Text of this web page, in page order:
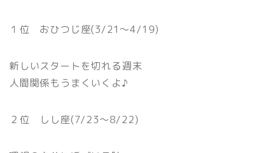
１位 おひつじ座(3/21〜4/19)
新しいスタートを切れる週末
人間関係もうまくいくよ♪
２位 しし座(7/23〜8/22)